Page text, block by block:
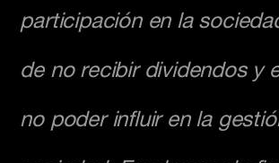
participación en la
de no recibir dividendos y
no poder influir en la